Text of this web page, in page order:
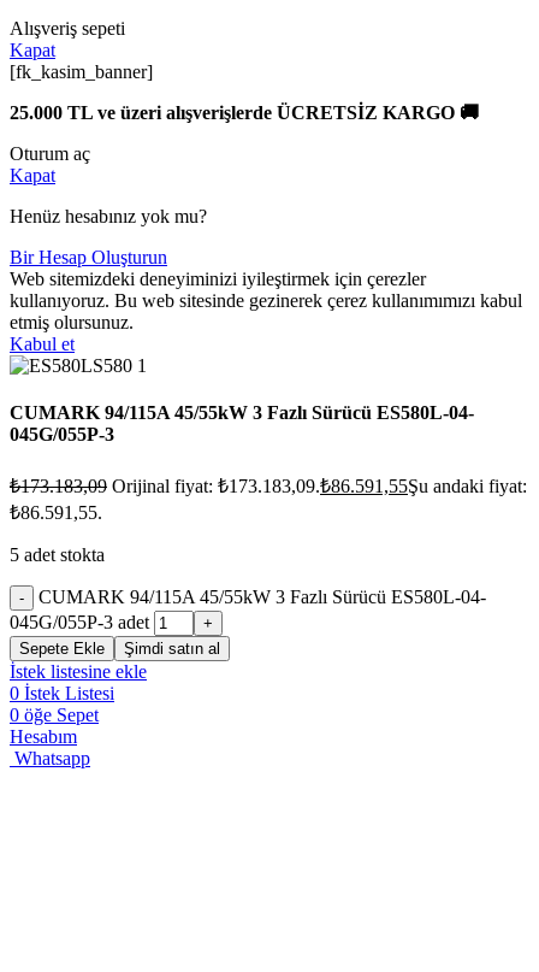
Alışveriş sepeti
Kapat
[fk_kasim_banner]
25.000 TL ve üzeri alışverişlerde ÜCRETSİZ KARGO 🚚
Oturum aç
Kapat
Henüz hesabınız yok mu?
Bir Hesap Oluşturun
Web sitemizdeki deneyiminizi iyileştirmek için çerezler
kullanıyoruz. Bu web sitesinde gezinerek çerez kullanımımızı kabul
etmiş olursunuz.
Kabul et
CUMARK 94/115A 45/55kW 3 Fazlı Sürücü ES580L-04-
045G/055P-3
₺173.183,09 Orijinal fiyat: ₺173.183,09.₺86.591,55Şu andaki fiyat:
₺86.591,55.
5 adet stokta
CUMARK 94/115A 45/55kW 3 Fazlı Sürücü ES580L-04-
045G/055P-3 adet
Sepete Ekle Şimdi satın al
İstek listesine ekle
0 İstek Listesi
0 öğe Sepet
Hesabım
Whatsapp